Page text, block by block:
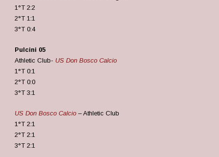
1°T 2:2
2°T 1:1
3°T 0:4
Pulcini 05
Athletic Club- US Don Bosco Calcio
1°T 0:1
2°T 0:0
3°T 3:1
US Don Bosco Calcio – Athletic Club
1°T 2:1
2°T 2:1
3°T 2:1